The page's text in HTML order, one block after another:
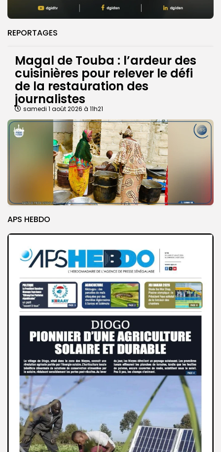
REPORTAGES
Magal de Touba : l’ardeur des
cuisinières pour relever le défi
de la restauration des
journalistes
samedi 1 août 2026 à 11h21
APS HEBDO